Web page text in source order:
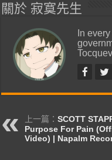
關於 寂寞先生
In
上一篇：SCOTT
Purpose For Pain
Video) | Napalm